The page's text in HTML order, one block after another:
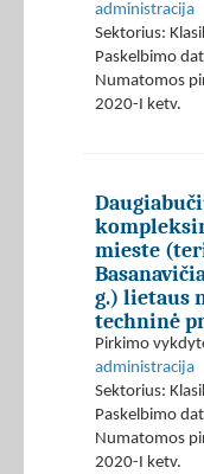
administracija
Sektorius:
Paskelbimo
Numatomos
2020-I ketv.
mieste
g.) lietaus
techninė
Pirkimo
administracija
Sektorius:
Paskelbimo
Numatomos
2020-I ketv.